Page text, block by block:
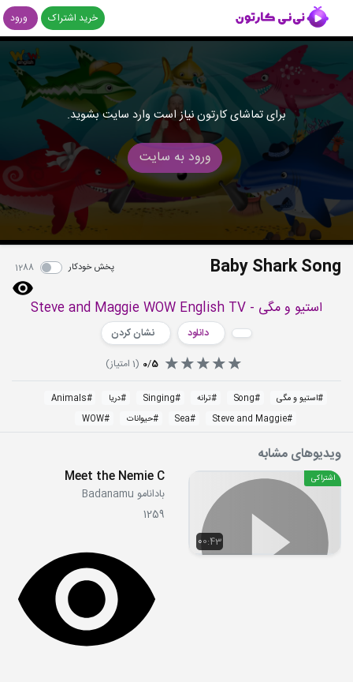
خرید اشتراک ورود
برای تماشای کارتون نیاز است وارد سایت بشوید.
ورود به سایت
Baby Shark Song پخش خودکار 1288
استیو و مگی - Steve and Maggie WOW English TV
دانلود
نشان کردن
0/5
(
1 امتیاز)
#استیو و مگی #
Song
#ترانه #
Singing
#دریا #
Animals
#
Steve and Maggie
#
Sea
#حیوانات #
WOW
ویدیوهای مشابه
00:43
اشتراکی Meet the Nemie C
بادانامو Badanamu
1259